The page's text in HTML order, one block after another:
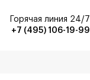
+7 (495) 106-19-99
Горячая линия 24/7